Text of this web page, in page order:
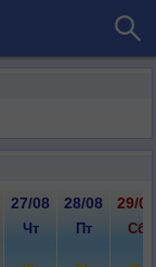
27/08 28/08 29/08
Чт Пт Сб